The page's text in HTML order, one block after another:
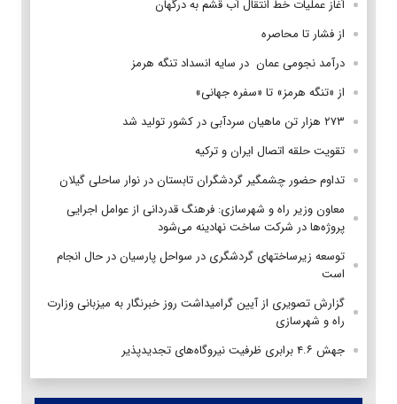
آغاز عملیات خط انتقال آب قشم به درگهان
از فشار تا محاصره
درآمد نجومی عمان در سایه انسداد تنگه هرمز
از «تنگه هرمز» تا «سفره جهانی»
۲۷۳ هزار تن ماهیان سردآبی در کشور تولید شد
تقویت حلقه اتصال ایران و ترکیه
تداوم حضور چشمگیر گردشگران تابستان در نوار ساحلی گیلان
معاون وزیر راه و شهرسازی: فرهنگ قدردانی از عوامل اجرایی
پروژه‌ها در شرکت ساخت نهادینه می‌شود
توسعه زیرساختهای گردشگری در سواحل پارسیان در حال انجام
است
گزارش تصویری از آیین گرامیداشت روز خبرنگار به میزبانی وزارت
راه و شهرسازی
جهش ۴.۶ برابری ظرفیت نیروگاه‌های تجدیدپذیر